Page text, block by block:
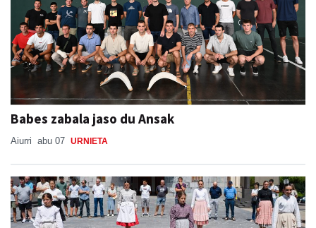
Babes zabala jaso du Ansak
Aiurri abu 07 URNIETA